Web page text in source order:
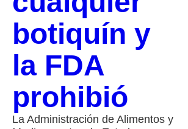
botiquín y
la FDA
prohibió
La Administración de Alimentos y